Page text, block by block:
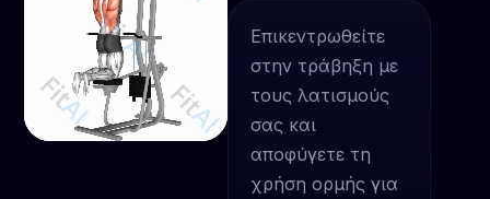
Επικεντρωθείτε
στην τράβηξη με
τους λατισμούς
σας και
αποφύγετε τη
χρήση ορμής για